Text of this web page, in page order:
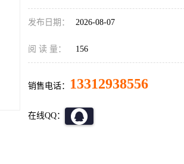
发布日期： 2026-08-07
阅 读 量： 156
销售电话： 13312938556
在线QQ：